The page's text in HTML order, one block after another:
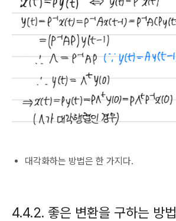
대각화하는 방법은 한 가지다.
4.4.2. 좋은 변환을 구하는 방법